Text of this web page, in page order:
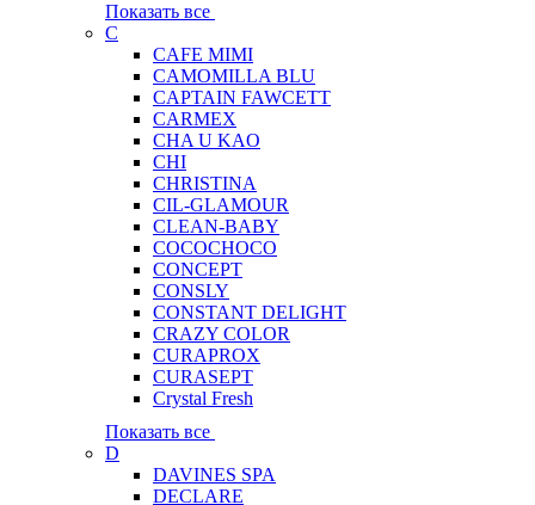
Показать все
C
CAFE MIMI
CAMOMILLA BLU
CAPTAIN FAWCETT
CARMEX
CHA U KAO
CHI
CHRISTINA
CIL-GLAMOUR
CLEAN-BABY
COCOCHOCO
CONCEPT
CONSLY
CONSTANT DELIGHT
CRAZY COLOR
CURAPROX
CURASEPT
Crystal Fresh
Показать все
D
DAVINES SPA
DECLARE